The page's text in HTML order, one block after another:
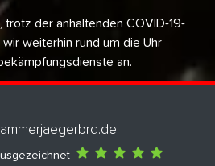
trotz der anhaltenden COVID-19-
weiterhin rund um die Uhr
an.